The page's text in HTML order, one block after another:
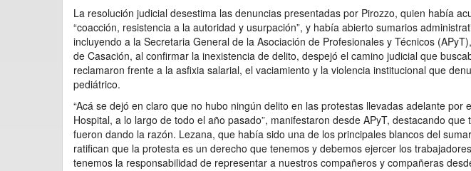
La resolución judicial desestima las denuncias presentadas por Pirozzo, quien había
“coacción, resistencia a la autoridad y usurpación”, y había abierto sumarios
incluyendo a la Secretaria General de la Asociación de Profesionales y Técnicos
de Casación, al confirmar la inexistencia de delito, despejó el camino judicial que
reclamaron frente a la asfixia salarial, el vaciamiento y la violencia institucional que
pediátrico.
“Acá se dejó en claro que no hubo ningún delito en las protestas llevadas adelante por
Hospital, a lo largo de todo el año pasado”, manifestaron desde APyT, destacando que
fueron dando la razón. Lezana, que había sido una de los principales blancos del
ratifican que la protesta es un derecho que tenemos y debemos ejercer los
tenemos la responsabilidad de representar a nuestros compañeros y compañeras